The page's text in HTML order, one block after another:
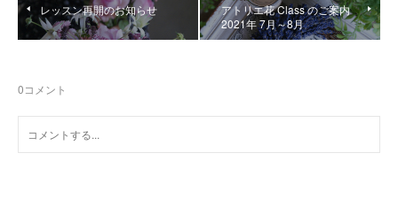
レッスン再開のお知らせ
アトリエ花 Class のご案内
2021年 7月～8月
0コメント